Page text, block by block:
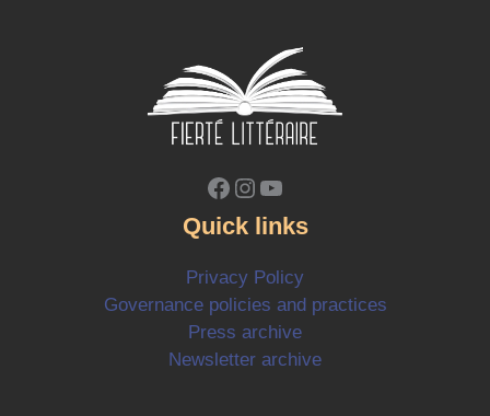
Facebook
Instagram
YouTube
Quick links
Privacy Policy
Governance policies and practices
Press archive
Newsletter archive